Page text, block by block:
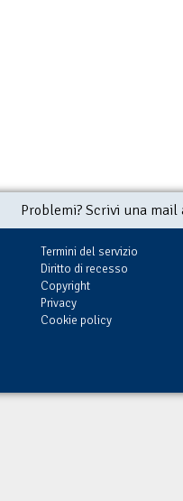
Problemi? Scrivi una
Termini del servizio
Diritto di recesso
Copyright
Privacy
Cookie policy